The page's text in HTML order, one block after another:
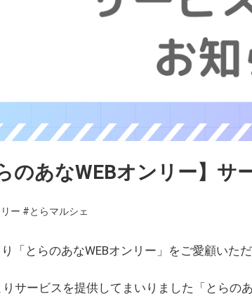
のあなWEBオンリー】
ー #とらマルシェ
「とらのあなWEBオンリー」をご愛顧いた
りサービスを提供してまいりました「とらの